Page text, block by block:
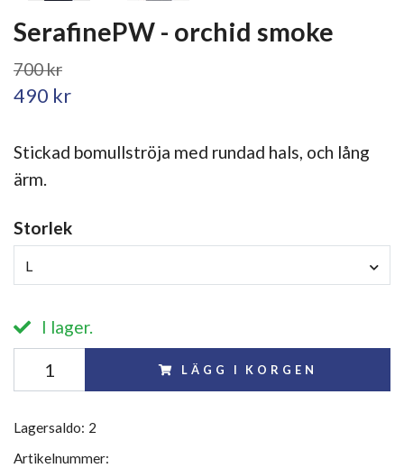
SerafinePW - orchid smoke
700 kr
490 kr
Stickad bomullströja med rundad hals, och lång
ärm.
Storlek
L
I lager.
LÄGG I KORGEN
Lagersaldo: 2
Artikelnummer: